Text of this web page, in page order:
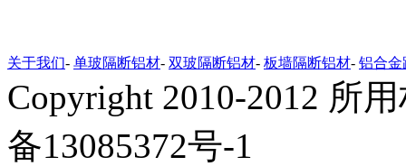
关于我们- 单玻隔断铝材- 双玻隔断铝材- 板墙隔断铝材- 铝合金
Copyright 2010-2012 所
备13085372号-1